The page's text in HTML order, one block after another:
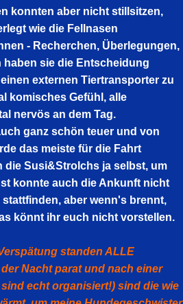
konnten aber nicht stillsitzen,
wie die Fellnasen
- Recherchen, Überlegungen,
sie die Entscheidung
externen Tiertransporter zu
komisches Gefühl, alle
nervös an dem Tag.
ganz schön teuer und von
das meiste für die Fahrt
die Susi&Strolchs ja selbst, um
konnte auch die Ankunft nicht
aber wenn's brennt,
könnt ihr euch nicht vorstellen.
standen ALLE
Nacht parat und nach einer
echt organisiert!) sind die wie